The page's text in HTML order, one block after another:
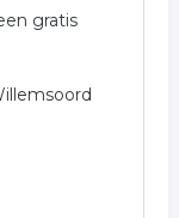
in Urk kunt
De
in Urk
gratis